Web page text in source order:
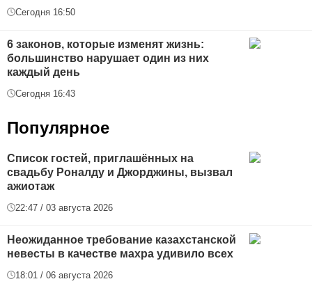
Сегодня 16:50
6 законов, которые изменят жизнь:
большинство нарушает один из них
каждый день
Сегодня 16:43
Популярное
Список гостей, приглашённых на
свадьбу Роналду и Джорджины, вызвал
ажиотаж
22:47 / 03 августа 2026
Неожиданное требование казахстанской
невесты в качестве махра удивило всех
18:01 / 06 августа 2026